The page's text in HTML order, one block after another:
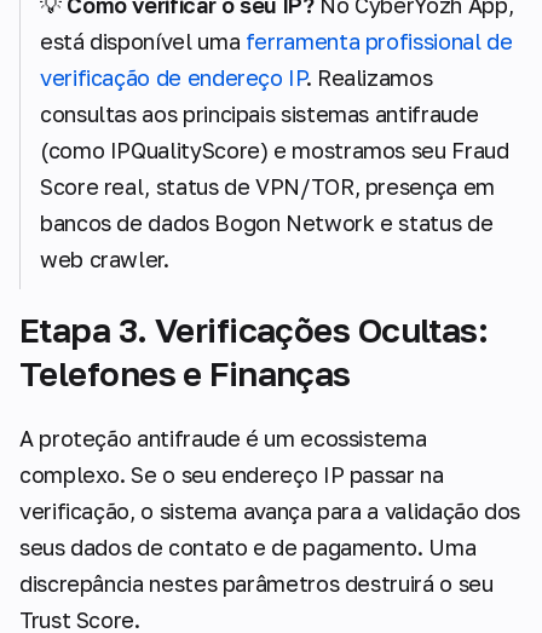
está disponível uma ferramenta profissional de
verificação de endereço IP. Realizamos
consultas aos principais sistemas antifraude
(como IPQualityScore) e mostramos seu Fraud
Score real, status de VPN/TOR, presença em
bancos de dados Bogon Network e status de
web crawler.
Etapa 3. Verificações Ocultas:
Telefones e Finanças
A proteção antifraude é um ecossistema
complexo. Se o seu endereço IP passar na
verificação, o sistema avança para a validação dos
seus dados de contato e de pagamento. Uma
discrepância nestes parâmetros destruirá o seu
Trust Score.